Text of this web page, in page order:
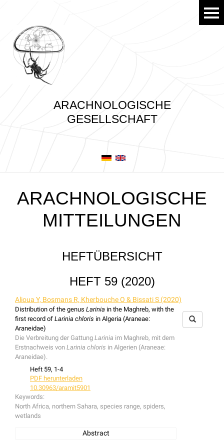
ARACHNOLOGISCHE
GESELLSCHAFT
ARACHNOLOGISCHE
MITTEILUNGEN
HEFTÜBERSICHT
HEFT 59 (2020)
Alioua Y, Bosmans R, Kherbouche O & Bissati S (2020)
Distribution of the genus Larinia in the Maghreb, with the
first record of Larinia chloris in Algeria (Araneae:
Araneidae)
Die Verbreitung der Gattung Larinia im Maghreb, mit dem
Erstnachweis von Larinia chloris in Algerien (Araneae:
Araneidae).
Heft 59, 1-4
PDF herunterladen
10.30963/aramit5901
Keywords:
North Africa, northern Sahara, species range, spiders,
wetlands
Abstract